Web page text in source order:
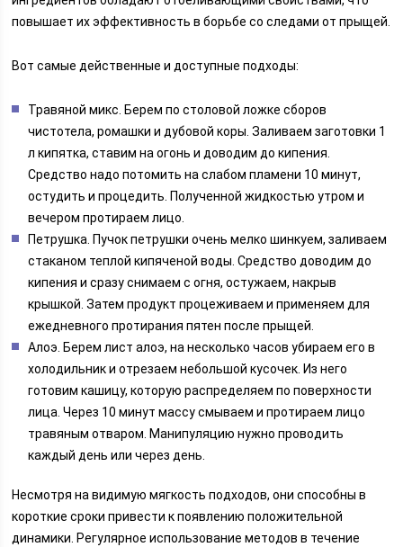
повышает их эффективность в борьбе со следами от прыщей.
Вот самые действенные и доступные подходы:
Травяной микс. Берем по столовой ложке сборов
чистотела, ромашки и дубовой коры. Заливаем заготовки 1
л кипятка, ставим на огонь и доводим до кипения.
Средство надо потомить на слабом пламени 10 минут,
остудить и процедить. Полученной жидкостью утром и
вечером протираем лицо.
Петрушка. Пучок петрушки очень мелко шинкуем, заливаем
стаканом теплой кипяченой воды. Средство доводим до
кипения и сразу снимаем с огня, остужаем, накрыв
крышкой. Затем продукт процеживаем и применяем для
ежедневного протирания пятен после прыщей.
Алоэ. Берем лист алоэ, на несколько часов убираем его в
холодильник и отрезаем небольшой кусочек. Из него
готовим кашицу, которую распределяем по поверхности
лица. Через 10 минут массу смываем и протираем лицо
травяным отваром. Манипуляцию нужно проводить
каждый день или через день.
Несмотря на видимую мягкость подходов, они способны в
короткие сроки привести к появлению положительной
динамики. Регулярное использование методов в течение